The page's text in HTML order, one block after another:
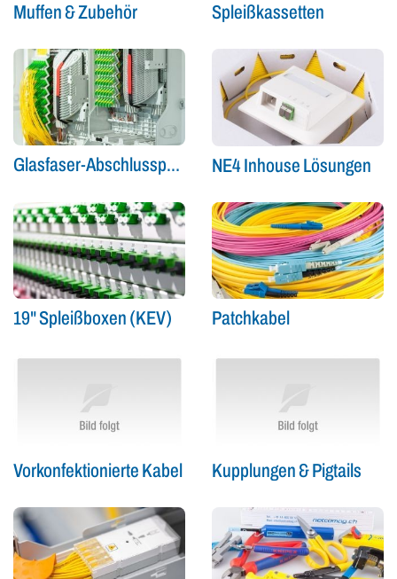
Muffen & Zubehör Spleißkassetten
Glasfaser-Abschlusspunkt (Gf-AP) NE4 Inhouse Lösungen
19" Spleißboxen (KEV) Patchkabel
Vorkonfektionierte Kabel Kupplungen & Pigtails